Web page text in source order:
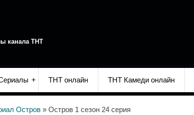
канала ТНТ
ТНТ онлайн ТНТ Камеди онлайн
Остров » Остров 1 сезон 24 серия